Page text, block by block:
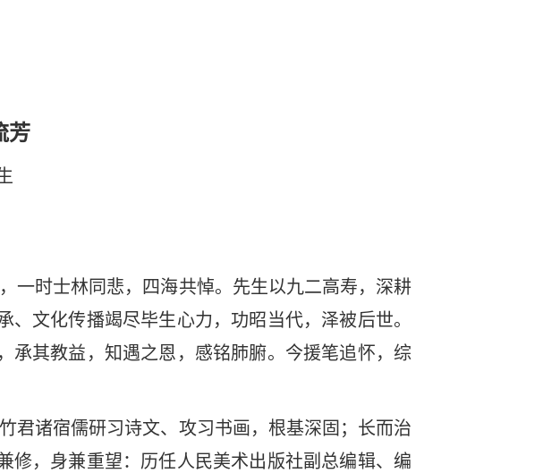
芳
一时士林同悲，四海共悼。先生以九二高寿，深耕
文化传播竭尽毕生心力，功昭当代，泽被后世。
承其教益，知遇之恩，感铭肺腑。今援笔追怀，综
君诸宿儒研习诗文、攻习书画，根基深固；长而治
修，身兼重望：历任人民美术出版社副总编辑、编